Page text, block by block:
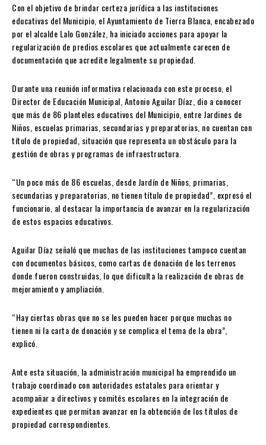
Con el objetivo de brindar certeza jurídica a las instituciones
educativas del Municipio, el Ayuntamiento de Tierra Blanca, encabezado
por el alcalde Lalo González, ha iniciado acciones para apoyar la
regularización de predios escolares que actualmente carecen de
documentación que acredite legalmente su propiedad.
Durante una reunión informativa relacionada con este proceso, el
Director de Educación Municipal, Antonio Aguilar Díaz, dio a conocer
que más de 86 planteles educativos del Municipio, entre Jardines de
Niños, escuelas primarias, secundarias y preparatorias, no cuentan con
título de propiedad, situación que representa un obstáculo para la
gestión de obras y programas de infraestructura.
“Un poco más de 86 escuelas, desde Jardín de Niños, primarias,
secundarias y preparatorias, no tienen título de propiedad”, expresó el
funcionario, al destacar la importancia de avanzar en la regularización
de estos espacios educativos.
Aguilar Díaz señaló que muchas de las instituciones tampoco cuentan
con documentos básicos, como cartas de donación de los terrenos
donde fueron construidas, lo que dificulta la realización de obras de
mejoramiento y ampliación.
“Hay ciertas obras que no se les pueden hacer porque muchas no
tienen ni la carta de donación y se complica el tema de la obra”,
explicó.
Ante esta situación, la administración municipal ha emprendido un
trabajo coordinado con autoridades estatales para orientar y
acompañar a directivos y comités escolares en la integración de
expedientes que permitan avanzar en la obtención de los títulos de
propiedad correspondientes.